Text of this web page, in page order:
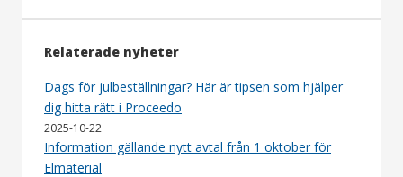
Relaterade nyheter
Dags för julbeställningar? Här är tipsen som hjälper
dig hitta rätt i Proceedo
2025-10-22
Information gällande nytt avtal från 1 oktober för
Elmaterial